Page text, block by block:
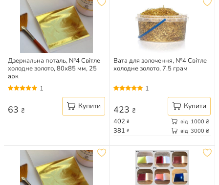
Дзеркальна поталь, №4 Світле
холодне золото, 80х85 мм, 25
арк
1
63 ₴ Купити
Вата для золочення, №4 Світле
холодне золото, 7.5 грам
1
423 ₴ Купити
402 ₴ від 1000 ₴
381 ₴ від 3000 ₴